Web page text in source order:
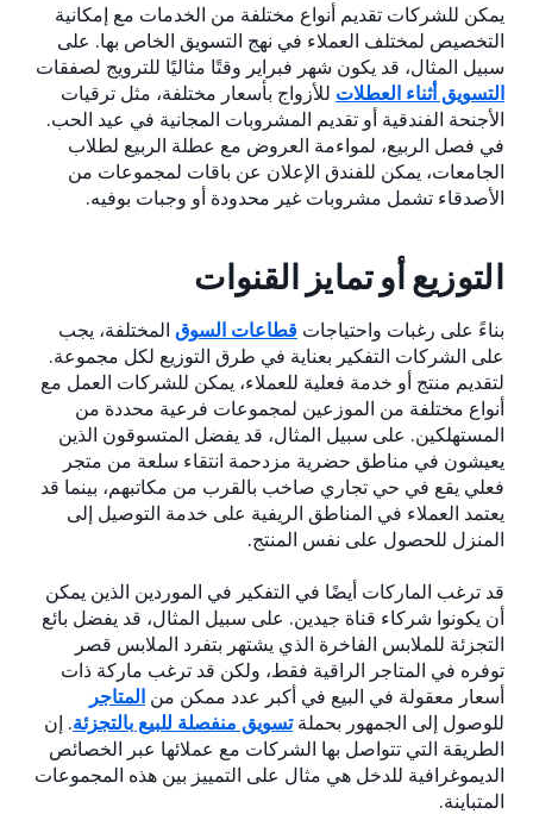
يمكن للشركات تقديم أنواع مختلفة من الخدمات مع إمكانية
التخصيص لمختلف العملاء في نهج التسويق الخاص بها. على
سبيل المثال، قد يكون شهر فبراير وقتًا مثاليًا للترويج لصفقات
التسويق أثناء العطلات للأزواج بأسعار مختلفة، مثل ترقيات
الأجنحة الفندقية أو تقديم المشروبات المجانية في عيد الحب.
في فصل الربيع، لمواءمة العروض مع عطلة الربيع لطلاب
الجامعات، يمكن للفندق الإعلان عن باقات لمجموعات من
الأصدقاء تشمل مشروبات غير محدودة أو وجبات بوفيه.
التوزيع أو تمايز القنوات
بناءً على رغبات واحتياجات قطاعات السوق المختلفة، يجب
على الشركات التفكير بعناية في طرق التوزيع لكل مجموعة.
لتقديم منتج أو خدمة فعلية للعملاء، يمكن للشركات العمل مع
أنواع مختلفة من الموزعين لمجموعات فرعية محددة من
المستهلكين. على سبيل المثال، قد يفضل المتسوقون الذين
يعيشون في مناطق حضرية مزدحمة انتقاء سلعة من متجر
فعلي يقع في حي تجاري صاخب بالقرب من مكاتبهم، بينما قد
يعتمد العملاء في المناطق الريفية على خدمة التوصيل إلى
المنزل للحصول على نفس المنتج.
قد ترغب الماركات أيضًا في التفكير في الموردين الذين يمكن
أن يكونوا شركاء قناة جيدين. على سبيل المثال، قد يفضل بائع
التجزئة للملابس الفاخرة الذي يشتهر بتفرد الملابس قصر
توفره في المتاجر الراقية فقط، ولكن قد ترغب ماركة ذات
أسعار معقولة في البيع في أكبر عدد ممكن من المتاجر
للوصول إلى الجمهور بحملةتسويق منفصلة للبيع بالتجزئة. إن
الطريقة التي تتواصل بها الشركات مع عملائها عبر الخصائص
الديموغرافية للدخل هي مثال على التمييز بين هذه المجموعات
المتباينة.